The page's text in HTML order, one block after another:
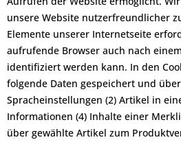
unsere Website nutzerfreundlicher
Elemente unserer Internetseite
aufrufende Browser auch nach
identifiziert werden kann. In den
folgende Daten gespeichert und
Spracheinstellungen (2) Artikel in
Informationen (4) Inhalte einer
über gewählte Artikel zum